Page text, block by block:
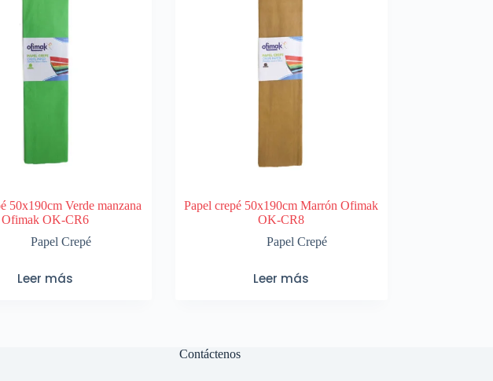
50x190cm Verde manzana
Ofimak OK-CR6
Papel Crepé
Leer más
Papel crepé 50x190cm Marrón Ofimak
OK-CR8
Papel Crepé
Leer más
Contáctenos